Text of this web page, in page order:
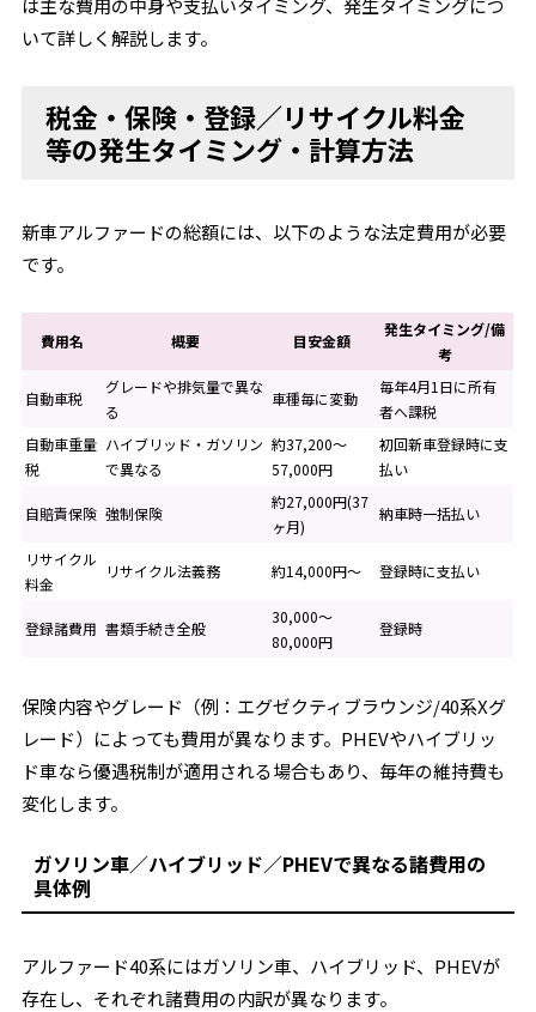
は主な費用の中身や支払いタイミング、発生タイミングにつ
いて詳しく解説します。
税金・保険・登録／リサイクル料金
等の発生タイミング・計算方法
新車アルファードの総額には、以下のような法定費用が必要
です。
費用名 概要 目安金額
発生タイミング/備
考
自動車税
グレードや排気量で異な
る
車種毎に変動
毎年4月1日に所有
者へ課税
自動車重量
税
ハイブリッド・ガソリン
で異なる
約37,200～
57,000円
初回新車登録時に支
払い
自賠責保険 強制保険
約27,000円(37
ヶ月)
納車時一括払い
リサイクル
料金
リサイクル法義務 約14,000円～ 登録時に支払い
登録諸費用 書類手続き全般
30,000～
80,000円
登録時
保険内容やグレード（例：エグゼクティブラウンジ/40系Xグ
レード）によっても費用が異なります。PHEVやハイブリッ
ド車なら優遇税制が適用される場合もあり、毎年の維持費も
変化します。
ガソリン車／ハイブリッド／PHEVで異なる諸費用の
具体例
アルファード40系にはガソリン車、ハイブリッド、PHEVが
存在し、それぞれ諸費用の内訳が異なります。